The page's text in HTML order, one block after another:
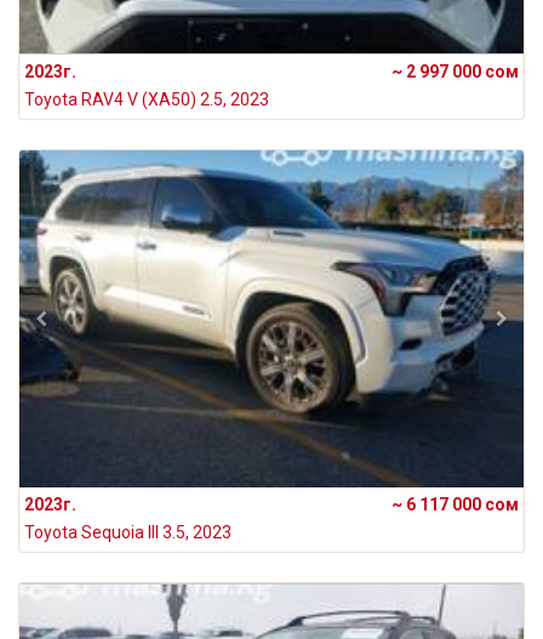
2023г.
~ 2 997 000 сом
Toyota RAV4 V (XA50) 2.5, 2023
2023г.
~ 6 117 000 сом
Toyota Sequoia III 3.5, 2023